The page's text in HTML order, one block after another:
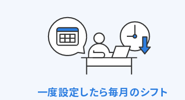
一度設定したら毎月のシフト